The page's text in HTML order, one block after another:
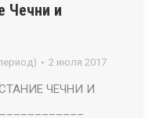
Чечни и
2 июля 2017
ЧЕЧНИ И